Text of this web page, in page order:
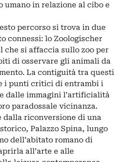
umano in relazione al cibo e
percorso si trova in due
connessi: lo Zoologischer
che si affaccia sullo zoo per
di osservare gli animali da
La contiguità tra questi
i punti critici di entrambi i
dalle immagini l’artificialità
paradossale vicinanza.
dalla riconversione di una
Palazzo Spina, lungo
dell’abitato romano di
all’arte e alle